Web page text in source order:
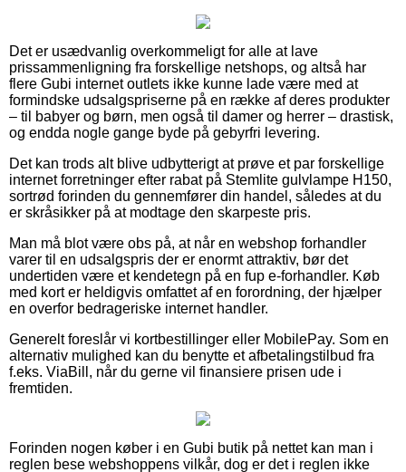
Det er usædvanlig overkommeligt for alle at lave
prissammenligning fra forskellige netshops, og altså har
flere Gubi internet outlets ikke kunne lade være med at
formindske udsalgspriserne på en række af deres produkter
– til babyer og børn, men også til damer og herrer – drastisk,
og endda nogle gange byde på gebyrfri levering.
Det kan trods alt blive udbytterigt at prøve et par forskellige
internet forretninger efter rabat på Stemlite gulvlampe H150,
sortrød forinden du gennemfører din handel, således at du
er skråsikker på at modtage den skarpeste pris.
Man må blot være obs på, at når en webshop forhandler
varer til en udsalgspris der er enormt attraktiv, bør det
undertiden være et kendetegn på en fup e-forhandler. Køb
med kort er heldigvis omfattet af en forordning, der hjælper
en overfor bedrageriske internet handler.
Generelt foreslår vi kortbestillinger eller MobilePay. Som en
alternativ mulighed kan du benytte et afbetalingstilbud fra
f.eks. ViaBill, når du gerne vil finansiere prisen ude i
fremtiden.
Forinden nogen køber i en Gubi butik på nettet kan man i
reglen bese webshoppens vilkår, dog er det i reglen ikke